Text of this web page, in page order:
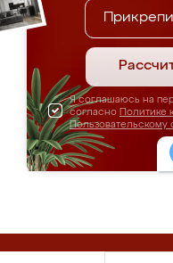
Я соглашаюсь на
согласно Политике